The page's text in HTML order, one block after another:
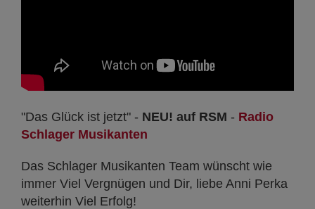
"Das Glück ist jetzt" - NEU! auf RSM - Radio
Schlager Musikanten
Das Schlager Musikanten Team wünscht wie
immer Viel Vergnügen und Dir, liebe Anni Perka
weiterhin Viel Erfolg!